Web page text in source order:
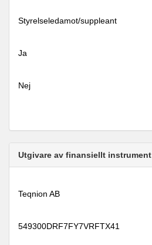
Styrelseledamot/suppleant
Ja
Nej
Utgivare av finansiellt instrument
Teqnion AB
549300DRF7FY7VRFTX41